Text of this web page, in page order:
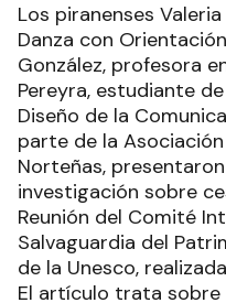
Los piranenses
Danza con
González, profesora
Pereyra, estudiante
Diseño de la
parte de la
Norteñas,
investigación sobre
Reunión del Comité
Salvaguardia del
de la Unesco,
El artículo trata sobre